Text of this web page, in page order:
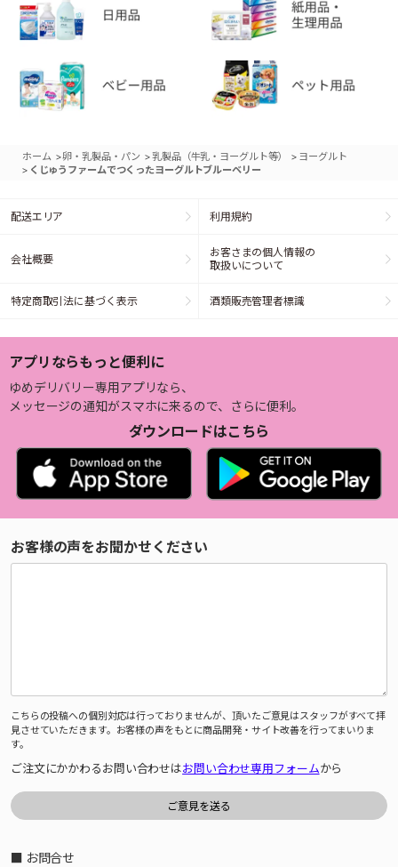
ホーム >卵・乳製品・パン >乳製品（牛乳・ヨーグルト等） > ヨーグルト
> くじゅうファームでつくったヨーグルトブルーベリー
配送エリア 利用規約
会社概要
お客さまの個人情報の
取扱いについて
特定商取引法に基づく表示 酒類販売管理者標識
アプリならもっと便利に
ゆめデリバリー専用アプリなら、
メッセージの通知がスマホに来るので、さらに便利。
ダウンロードはこちら
お客様の声をお聞かせください
こちらの投稿への個別対応は行っておりませんが、頂いたご意見はスタッフがすべて拝
見させていただきます。お客様の声をもとに商品開発・サイト改善を行ってまいりま
す。
ご注文にかかわるお問い合わせはお問い合わせ専用フォームから
■ お問合せ